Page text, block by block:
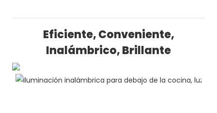
Eficiente, Conveniente,
Inalámbrico, Brillante